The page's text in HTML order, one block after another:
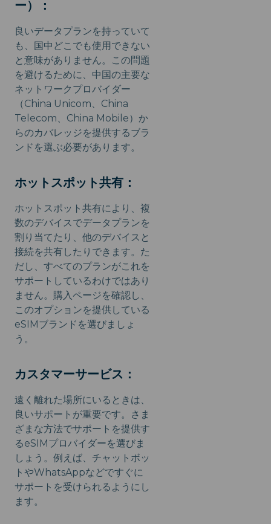
ー）：
良いデータプランを持っていて
も、国中どこでも使用できない
と意味がありません。この問題
を避けるために、中国の主要な
ネットワークプロバイダー
（China Unicom、China
Telecom、China Mobile）か
らのカバレッジを提供するブラ
ンドを選ぶ必要があります。
ホットスポット共有：
ホットスポット共有により、複
数のデバイスでデータプランを
割り当てたり、他のデバイスと
接続を共有したりできます。た
だし、すべてのプランがこれを
サポートしているわけではあり
ません。購入ページを確認し、
このオプションを提供している
eSIMブランドを選びましょ
う。
カスタマーサービス：
遠く離れた場所にいるときは、
良いサポートが重要です。さま
ざまな方法でサポートを提供す
るeSIMプロバイダーを選びま
しょう。例えば、チャットボッ
トやWhatsAppなどですぐに
サポートを受けられるようにし
ます。